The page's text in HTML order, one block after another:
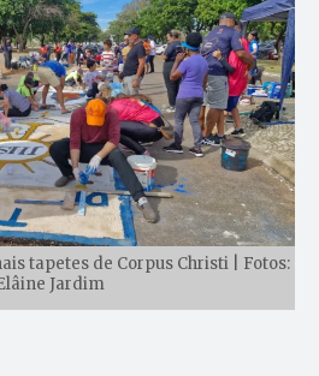
tapetes de Corpus Christi | Fotos:
Jardim